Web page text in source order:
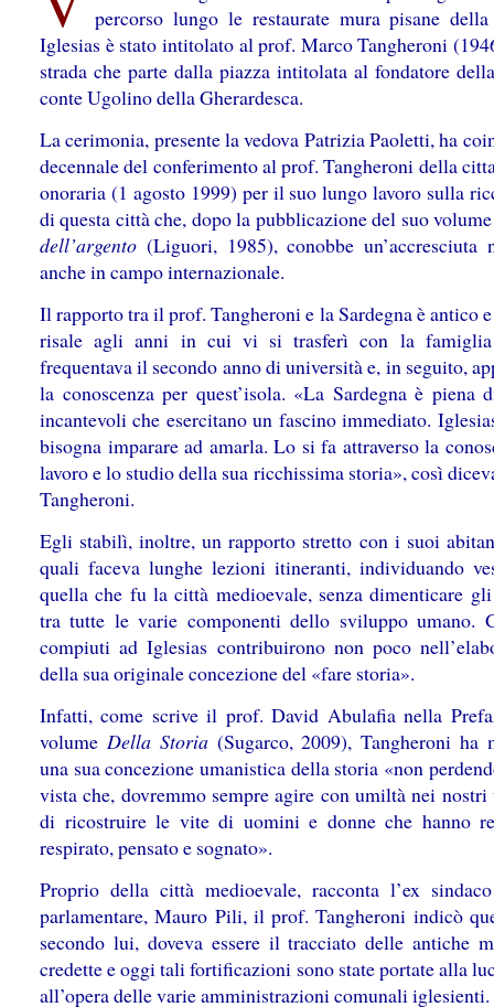
percorso lungo le restaurate mura pisane
Iglesias è stato intitolato al prof. Marco Tangheroni
strada che parte dalla piazza intitolata al fondatore
conte Ugolino della Gherardesca.
La cerimonia, presente la vedova Patrizia Paoletti, ha
decennale del conferimento al prof. Tangheroni della
onoraria (1 agosto 1999) per il suo lungo lavoro sulla
di questa città che, dopo la pubblicazione del suo
dell’argento (Liguori, 1985), conobbe un’accresciuta
anche in campo internazionale.
Il rapporto tra il prof. Tangheroni e la Sardegna è antico
risale agli anni in cui vi si trasferì con la famiglia
frequentava il secondo anno di università e, in seguito,
la conoscenza per quest’isola. «La Sardegna è piena
incantevoli che esercitano un fascino immediato.
bisogna imparare ad amarla. Lo si fa attraverso la
lavoro e lo studio della sua ricchissima storia», così
Tangheroni.
Egli stabilì, inoltre, un rapporto stretto con i suoi
quali faceva lunghe lezioni itineranti, individuando
quella che fu la città medioevale, senza dimenticare
tra tutte le varie componenti dello sviluppo umano.
compiuti ad Iglesias contribuirono non poco
della sua originale concezione del «fare storia».
Infatti, come scrive il prof. David Abulafia nella
volume Della Storia(Sugarco, 2009), Tangheroni ha
una sua concezione umanistica della storia «non
vista che, dovremmo sempre agire con umiltà nei
di ricostruire le vite di uomini e donne che hanno
respirato, pensato e sognato».
Proprio della città medioevale, racconta l’ex
parlamentare, Mauro Pili, il prof. Tangheroni indicò
secondo lui, doveva essere il tracciato delle antiche
credette e oggi tali fortificazioni sono state portate alla
all’opera delle varie amministrazioni comunali iglesienti.